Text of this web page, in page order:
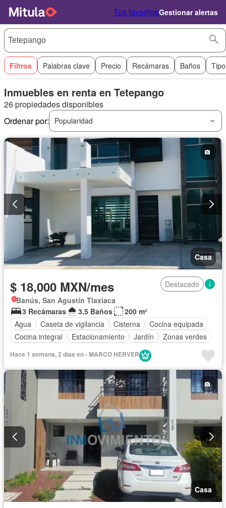
Tus favoritosGestionar alertas
Filtros Palabras clave Precio Recámaras Baños
Inmuebles en renta en Tetepango
26 propiedades disponibles
Ordenar por:
Popularidad
Casa
$ 18,000 MXN/mes
Destacado
Banús, San Agustín Tlaxiaca
3 Recámaras
3.5 Baños
200 m²
Agua
Caseta de vigilancia Cisterna
Cocina equipada
Cocina integral
Estacionamiento Jardín
Zonas verdes
Completamente amueblado
Hace 1 semana, 2 días en - MARCO HERVER
Casa